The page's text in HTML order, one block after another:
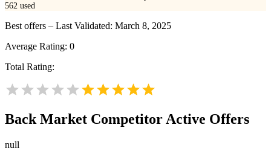
562 used
Best offers – Last Validated: March 8, 2025
Average Rating: 0
Total Rating:
Back Market Competitor Active Offers
null